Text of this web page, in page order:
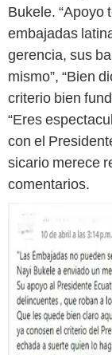
Bukele. “Apoyo
embajadas
gerencia, sus
mismo”, “Bien
criterio bien
“Eres
con el
sicario merece
comentarios.